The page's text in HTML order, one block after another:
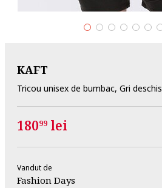
KAFT
Tricou unisex de bumbac, Gri deschis
18099 lei
Vandut de
Fashion Days